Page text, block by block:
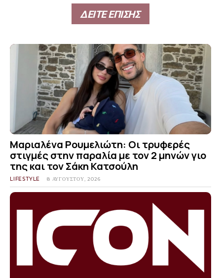
ΔΕΙΤΕ ΕΠΙΣΗΣ
Μαριαλένα Ρουμελιώτη: Οι τρυφερές
στιγμές στην παραλία με τον 2 μηνών γιο
της και τον Σάκη Κατσούλη
LIFESTYLE 8 ΑΥΓΟΎΣΤΟΥ, 2026